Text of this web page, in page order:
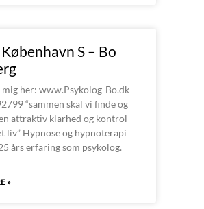
S – Bo
her: www.Psykolog-Bo.dk
“sammen skal vi finde og
attraktiv klarhed og kontrol
liv” Hypnose og hypnoterapi
års erfaring som psykolog.
»